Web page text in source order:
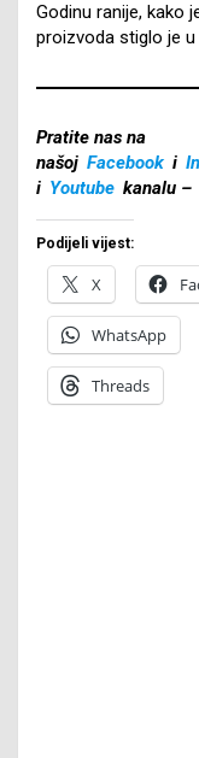
Godinu ranije, kako
proizvoda stiglo je
Pratite nas na
našoj Facebook i
i Youtube kanalu –
Podijeli vijest:
X
WhatsApp
Threads